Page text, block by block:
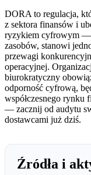
DORA to regulacja,
z sektora finansów i
ryzykiem cyfrowym —
zasobów, stanowi
przewagi
operacyjnej.
biurokratyczny
odporność cyfrową,
współczesnego rynku
— zacznij od audytu
dostawcami już dziś.
Źródła i